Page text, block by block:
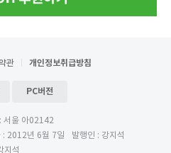
관 개인정보취급방침
PC버전
서울 아02142
: 2012년 6월 7일
발행인 : 강지석
지석